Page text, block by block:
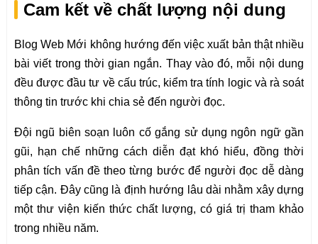
Cam kết về chất lượng nội dung
Blog Web Mới không hướng đến việc xuất bản thật nhiều
bài viết trong thời gian ngắn. Thay vào đó, mỗi nội dung
đều được đầu tư về cấu trúc, kiểm tra tính logic và rà soát
thông tin trước khi chia sẻ đến người đọc.
Đội ngũ biên soạn luôn cố gắng sử dụng ngôn ngữ gần
gũi, hạn chế những cách diễn đạt khó hiểu, đồng thời
phân tích vấn đề theo từng bước để người đọc dễ dàng
tiếp cận. Đây cũng là định hướng lâu dài nhằm xây dựng
một thư viện kiến thức chất lượng, có giá trị tham khảo
trong nhiều năm.